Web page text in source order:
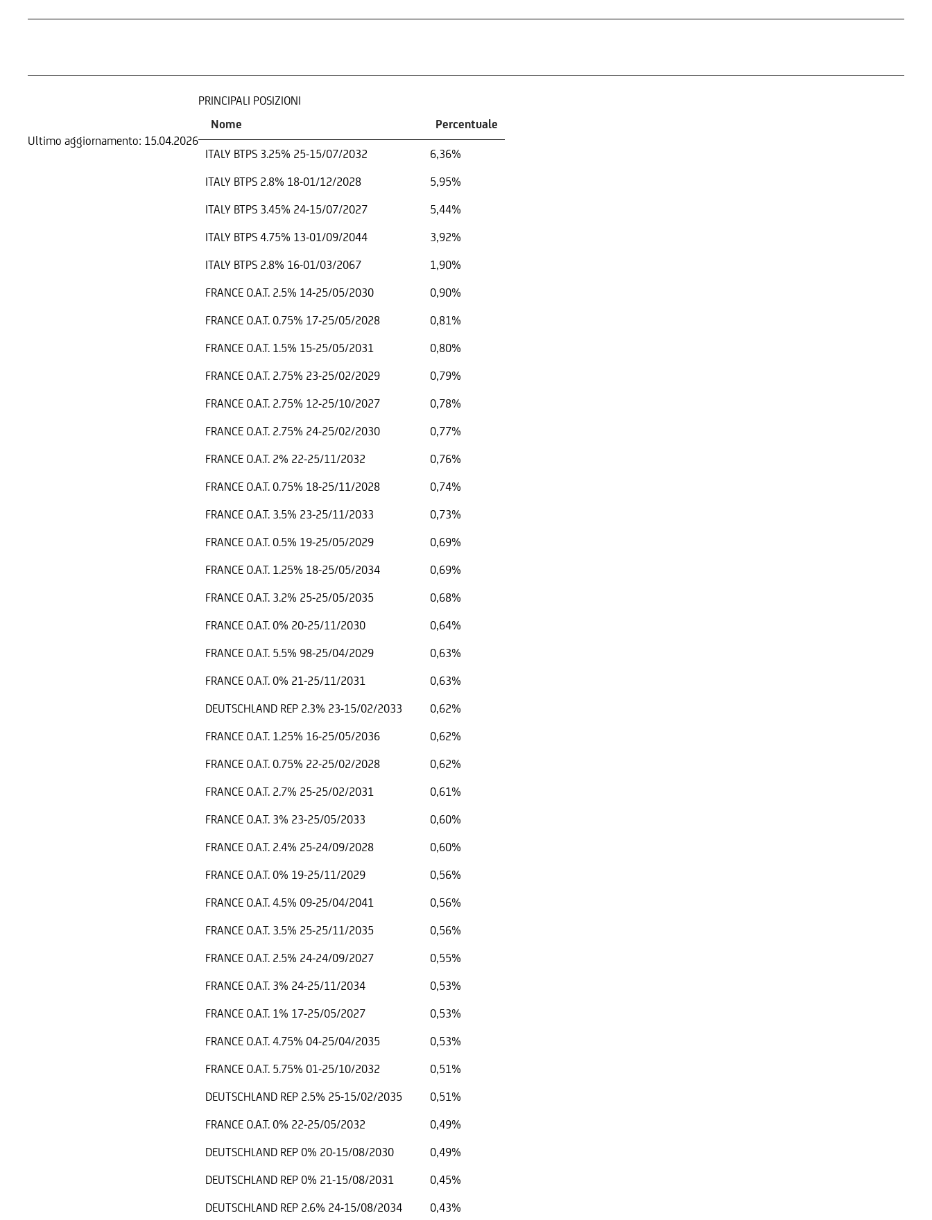
Ultimo aggiornamento: 15.04.2026
PRINCIPALI POSIZIONI
Nome
Percentuale
ITALY BTPS 3.25% 25-15/07/2032
6,36%
ITALY BTPS 2.8% 18-01/12/2028
5,95%
ITALY BTPS 3.45% 24-15/07/2027
5,44%
ITALY BTPS 4.75% 13-01/09/2044
3,92%
ITALY BTPS 2.8% 16-01/03/2067
1,90%
FRANCE O.A.T. 2.5% 14-25/05/2030
0,90%
FRANCE O.A.T. 0.75% 17-25/05/2028
0,81%
FRANCE O.A.T. 1.5% 15-25/05/2031
0,80%
FRANCE O.A.T. 2.75% 23-25/02/2029
0,79%
FRANCE O.A.T. 2.75% 12-25/10/2027
0,78%
FRANCE O.A.T. 2.75% 24-25/02/2030
0,77%
FRANCE O.A.T. 2% 22-25/11/2032
0,76%
FRANCE O.A.T. 0.75% 18-25/11/2028
0,74%
FRANCE O.A.T. 3.5% 23-25/11/2033
0,73%
FRANCE O.A.T. 0.5% 19-25/05/2029
0,69%
FRANCE O.A.T. 1.25% 18-25/05/2034
0,69%
FRANCE O.A.T. 3.2% 25-25/05/2035
0,68%
FRANCE O.A.T. 0% 20-25/11/2030
0,64%
FRANCE O.A.T. 5.5% 98-25/04/2029
0,63%
FRANCE O.A.T. 0% 21-25/11/2031
0,63%
DEUTSCHLAND REP 2.3% 23-15/02/2033
0,62%
FRANCE O.A.T. 1.25% 16-25/05/2036
0,62%
FRANCE O.A.T. 0.75% 22-25/02/2028
0,62%
FRANCE O.A.T. 2.7% 25-25/02/2031
0,61%
FRANCE O.A.T. 3% 23-25/05/2033
0,60%
FRANCE O.A.T. 2.4% 25-24/09/2028
0,60%
FRANCE O.A.T. 0% 19-25/11/2029
0,56%
FRANCE O.A.T. 4.5% 09-25/04/2041
0,56%
FRANCE O.A.T. 3.5% 25-25/11/2035
0,56%
FRANCE O.A.T. 2.5% 24-24/09/2027
0,55%
FRANCE O.A.T. 3% 24-25/11/2034
0,53%
FRANCE O.A.T. 1% 17-25/05/2027
0,53%
FRANCE O.A.T. 4.75% 04-25/04/2035
0,53%
FRANCE O.A.T. 5.75% 01-25/10/2032
0,51%
DEUTSCHLAND REP 2.5% 25-15/02/2035
0,51%
FRANCE O.A.T. 0% 22-25/05/2032
0,49%
DEUTSCHLAND REP 0% 20-15/08/2030
0,49%
DEUTSCHLAND REP 0% 21-15/08/2031
0,45%
DEUTSCHLAND REP 2.6% 24-15/08/2034
0,43%